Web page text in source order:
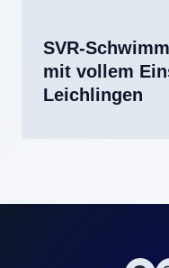
SVR-
mit vollem
Leichlingen